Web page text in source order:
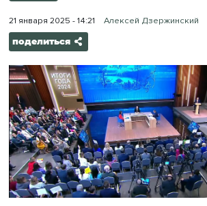
21 января 2025 - 14:21 Алексей Дзержинский
поделиться